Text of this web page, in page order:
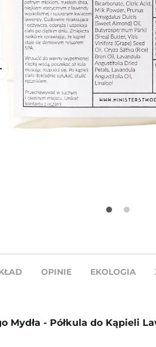
OPINIE EKOLOGIA
Mydła - Półkula do Kąpieli